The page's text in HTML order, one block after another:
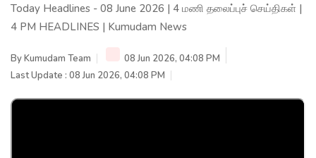
Today Headlines - 08 June 2026 | 4 மணி தலைப்புச் செய்திகள் |
4 PM HEADLINES | Kumudam News
ByKumudam Team
08 Jun 2026, 04:08 PM
Last Update : 08 Jun 2026, 04:08 PM